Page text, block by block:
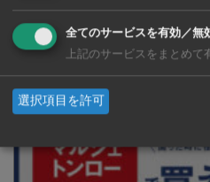
2026年版 タイの鉄道事情 電車でGO
全てのサービスを有効／無
上記のサービスをまとめて
選択項目を許可